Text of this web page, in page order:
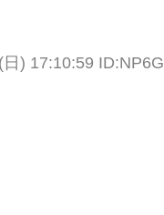
) 17:10:59 ID:NP6G